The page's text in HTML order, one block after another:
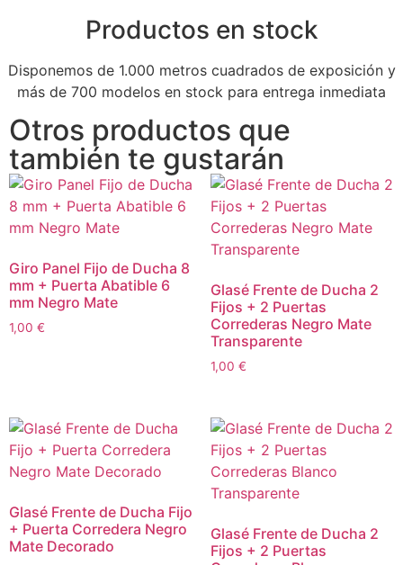
Productos en stock
Disponemos de 1.000 metros cuadrados de exposición y
más de 700 modelos en stock para entrega inmediata
Otros productos que
también te gustarán
Giro Panel Fijo de Ducha 8
mm + Puerta Abatible 6
mm Negro Mate
1,00 €
Glasé Frente de Ducha 2
Fijos + 2 Puertas
Correderas Negro Mate
Transparente
1,00 €
Glasé Frente de Ducha Fijo
+ Puerta Corredera Negro
Mate Decorado
Glasé Frente de Ducha 2
Fijos + 2 Puertas